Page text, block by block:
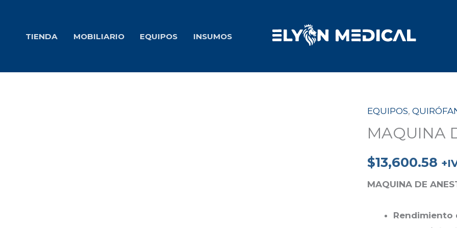
contenido
TIENDA MOBILIARIO EQUIPOS INSUMOS
EQUIPOS,
MAQUINA
$13,600.58
MAQUINA DE
Rendimiento
MAQUINA
DE
S6100D